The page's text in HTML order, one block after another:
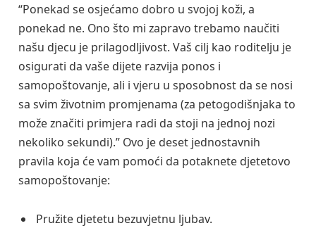
“Ponekad se osjećamo dobro u svojoj koži, a
ponekad ne. Ono što mi zapravo trebamo naučiti
našu djecu je prilagodljivost. Vaš cilj kao roditelju je
osigurati da vaše dijete razvija ponos i
samopoštovanje, ali i vjeru u sposobnost da se nosi
sa svim životnim promjenama (za petogodišnjaka to
može značiti primjera radi da stoji na jednoj nozi
nekoliko sekundi).” Ovo je deset jednostavnih
pravila koja će vam pomoći da potaknete djetetovo
samopoštovanje:
Pružite djetetu bezuvjetnu ljubav.